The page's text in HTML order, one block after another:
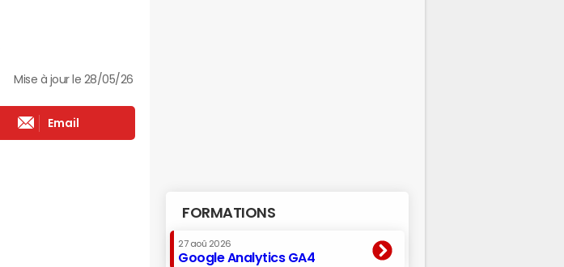
Mise à jour le 28/05/26
Email
FORMATIONS
27 aoû 2026
Google Analytics GA4